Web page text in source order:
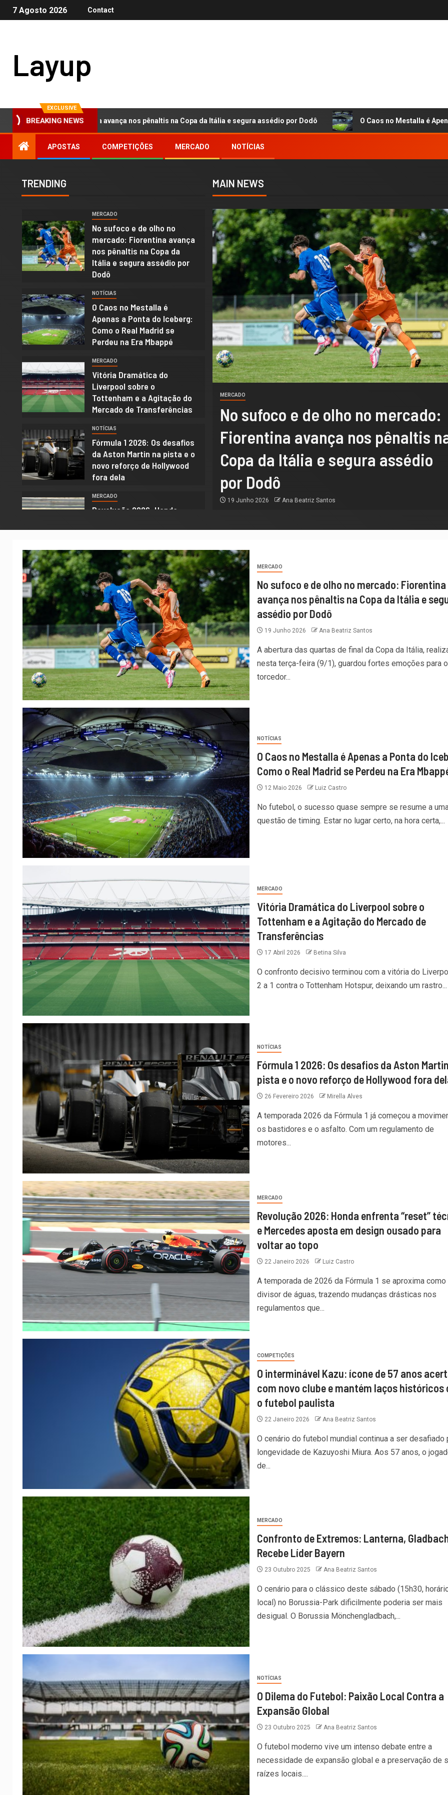
7 Agosto 2026 Contact
Layup
EXCLUSIVE
BREAKING NEWS
Fiorentina avança nos pênaltis na Copa da Itália e segura assédio por Dodô O Caos no Mestalla é Apenas a Ponta do
APOSTAS COMPETIÇÕES MERCADO NOTÍCIAS
TRENDING
1
MERCADO
No sufoco e de olho no
mercado: Fiorentina avança
nos pênaltis na Copa da
Itália e segura assédio por
Dodô
2
NOTÍCIAS
O Caos no Mestalla é
Apenas a Ponta do Iceberg:
Como o Real Madrid se
Perdeu na Era Mbappé
3
MERCADO
Vitória Dramática do
Liverpool sobre o
Tottenham e a Agitação do
Mercado de Transferências
4
NOTÍCIAS
Fórmula 1 2026: Os desafios
da Aston Martin na pista e o
novo reforço de Hollywood
fora dela
5
MERCADO
Revolução 2026: Honda
Mercedes aposta em design
MAIN NEWS
2026: Honda enfrenta
técnico e Mercedes
em design ousado para
ao topo
Luiz Castro
MERCADO
No sufoco e de olho no mercado:
Fiorentina avança nos pênaltis
Copa da Itália e segura assédio
por Dodô
19 Junho 2026 Ana Beatriz Santos
MERCADO
No sufoco e de olho no mercado: Fiorentina
avança nos pênaltis na Copa da Itália e
assédio por Dodô
19 Junho 2026 Ana Beatriz Santos
A abertura das quartas de final da Copa da Itália,
nesta terça-feira (9/1), guardou fortes emoções para o
torcedor...
NOTÍCIAS
O Caos no Mestalla é Apenas a Ponta do
Como o Real Madrid se Perdeu na Era
12 Maio 2026 Luiz Castro
No futebol, o sucesso quase sempre se resume a
questão de timing. Estar no lugar certo, na hora certa,...
MERCADO
Vitória Dramática do Liverpool sobre o
Tottenham e a Agitação do Mercado de
Transferências
17 Abril 2026 Betina Silva
O confronto decisivo terminou com a vitória do
2 a 1 contra o Tottenham Hotspur, deixando um rastro...
NOTÍCIAS
Fórmula 1 2026: Os desafios da Aston
pista e o novo reforço de Hollywood fora
26 Fevereiro 2026 Mirella Alves
A temporada 2026 da Fórmula 1 já começou a
os bastidores e o asfalto. Com um regulamento de
motores...
MERCADO
Revolução 2026: Honda enfrenta “reset”
e Mercedes aposta em design ousado para
voltar ao topo
22 Janeiro 2026 Luiz Castro
A temporada de 2026 da Fórmula 1 se aproxima como
divisor de águas, trazendo mudanças drásticas nos
regulamentos que...
COMPETIÇÕES
O interminável Kazu: ícone de 57 anos
com novo clube e mantém laços históricos
o futebol paulista
22 Janeiro 2026 Ana Beatriz Santos
O cenário do futebol mundial continua a ser desafiado
longevidade de Kazuyoshi Miura. Aos 57 anos, o
de...
MERCADO
Confronto de Extremos: Lanterna,
Recebe Líder Bayern
23 Outubro 2025 Ana Beatriz Santos
O cenário para o clássico deste sábado (15h30,
local) no Borussia-Park dificilmente poderia ser mais
desigual. O Borussia Mönchengladbach,...
NOTÍCIAS
O Dilema do Futebol: Paixão Local Contra a
Expansão Global
23 Outubro 2025 Ana Beatriz Santos
O futebol moderno vive um intenso debate entre a
necessidade de expansão global e a preservação de
raízes locais....